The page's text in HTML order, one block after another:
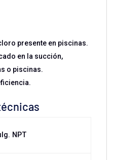
presente en piscinas.
en la succión,
o piscinas.
NPT